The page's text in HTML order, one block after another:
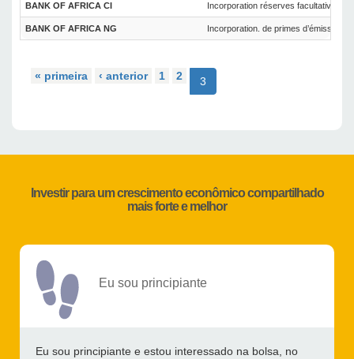
BANK OF AFRICA CI Incorporation réserves facultatives
BANK OF AFRICA NG Incorporation. de primes d’émission
« primeira ‹ anterior 1 2 3
Investir para um crescimento econômico compartilhado
mais forte e melhor
Eu sou principiante
Eu sou principiante e estou interessado na bolsa, no